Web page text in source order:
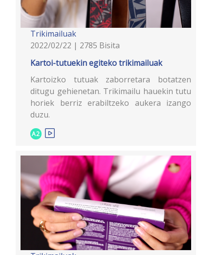
Trikimailuak
2022/02/22 | 2785 Bisita
Kartoi-tutuekin egiteko trikimailuak
Kartoizko tutuak zaborretara botatzen
ditugu gehienetan. Trikimailu hauekin tutu
horiek berriz erabiltzeko aukera izango
duzu.
A2